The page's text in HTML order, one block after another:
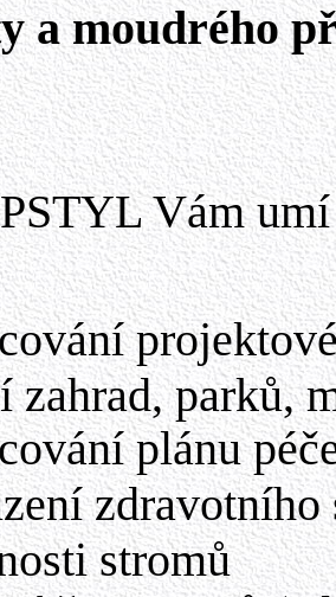
a moudrého
Vám
zahrad, parků,
plánu
stromů